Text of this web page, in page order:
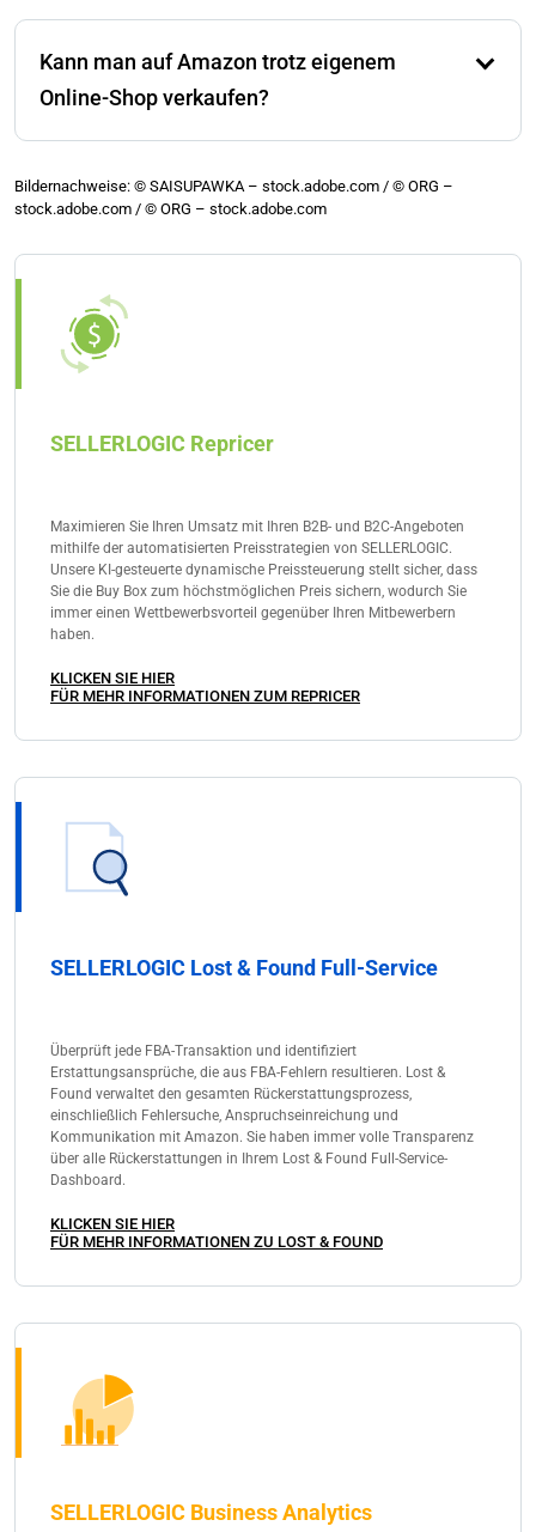
fällt beispielsweise eine Verkaufsgebühr an, die meist
zwischen 7 und 15 % des Gesamtpreises rangiert.
Kann man auf Amazon trotz eigenem
Online-Shop verkaufen?
Plattformen parallel anbieten.
Bildernachweise: © SAISUPAWKA – stock.adobe.com / © ORG –
stock.adobe.com / © ORG – stock.adobe.com
SELLERLOGIC Repricer
Maximieren Sie Ihren Umsatz mit Ihren B2B- und B2C-Angeboten
mithilfe der automatisierten Preisstrategien von SELLERLOGIC.
Unsere KI-gesteuerte dynamische Preissteuerung stellt sicher, dass
Sie die Buy Box zum höchstmöglichen Preis sichern, wodurch Sie
immer einen Wettbewerbsvorteil gegenüber Ihren Mitbewerbern
haben.
KLICKEN SIE HIER
FÜR MEHR INFORMATIONEN ZUM REPRICER
SELLERLOGIC Lost & Found Full-Service
Überprüft jede FBA-Transaktion und identifiziert
Erstattungsansprüche, die aus FBA-Fehlern resultieren. Lost &
Found verwaltet den gesamten Rückerstattungsprozess,
einschließlich Fehlersuche, Anspruchseinreichung und
Kommunikation mit Amazon. Sie haben immer volle Transparenz
über alle Rückerstattungen in Ihrem Lost & Found Full-Service-
Dashboard.
KLICKEN SIE HIER
FÜR MEHR INFORMATIONEN ZU LOST & FOUND
SELLERLOGIC Business Analytics